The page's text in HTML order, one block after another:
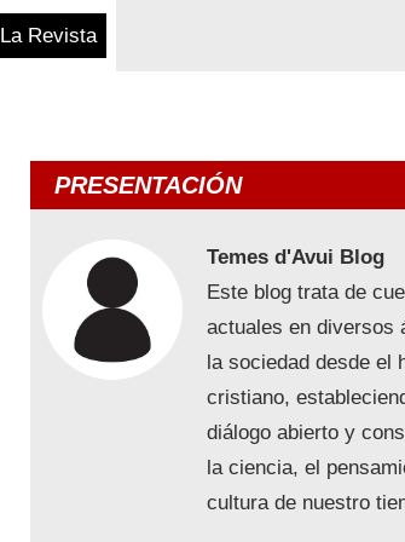
La Revista
PRESENTACIÓN
Temes d'Avui Blog
Este blog trata de
actuales en diversos
la sociedad desde el
cristiano,
diálogo abierto y
la ciencia, el
cultura de nuestro